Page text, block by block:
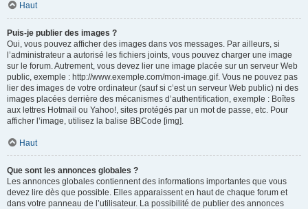
Haut
Puis-je publier des images ?
Oui, vous pouvez afficher des images dans vos messages. Par ailleurs, si
l’administrateur a autorisé les fichiers joints, vous pouvez charger une image
sur le forum. Autrement, vous devez lier une image placée sur un serveur Web
public, exemple : http://www.exemple.com/mon-image.gif. Vous ne pouvez pas
lier des images de votre ordinateur (sauf si c’est un serveur Web public) ni des
images placées derrière des mécanismes d’authentification, exemple : Boîtes
aux lettres Hotmail ou Yahoo!, sites protégés par un mot de passe, etc. Pour
afficher l’image, utilisez la balise BBCode [img].
Haut
Que sont les annonces globales ?
Les annonces globales contiennent des informations importantes que vous
devez lire dès que possible. Elles apparaissent en haut de chaque forum et
dans votre panneau de l’utilisateur. La possibilité de publier des annonces